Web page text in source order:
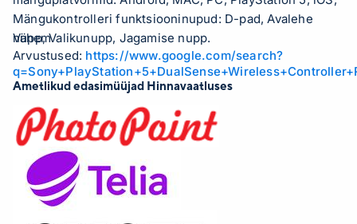
Mängukontrolleri funktsiooninupud: D-pad, Avalehe
nupp, Valikunupp, Jagamise nupp.
Ühenduvustehnoloogia: Juhtmega ühendatud ...
Vähem
Arvustused: https://www.google.com/search?
Ametlikud edasimüüjad Hinnavaatluses